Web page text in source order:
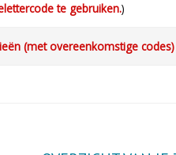
te gebruiken.)
(met overeenkomstige